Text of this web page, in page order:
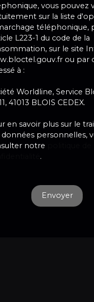
vous pouvez
sur la liste
téléphonique,
L223-1 du code de la
sur le site
ou par
à :
Worldline, Service
41013 BLOIS CEDEX.
en savoir plus sur le
données personnelles,
notre
.
Envoyer